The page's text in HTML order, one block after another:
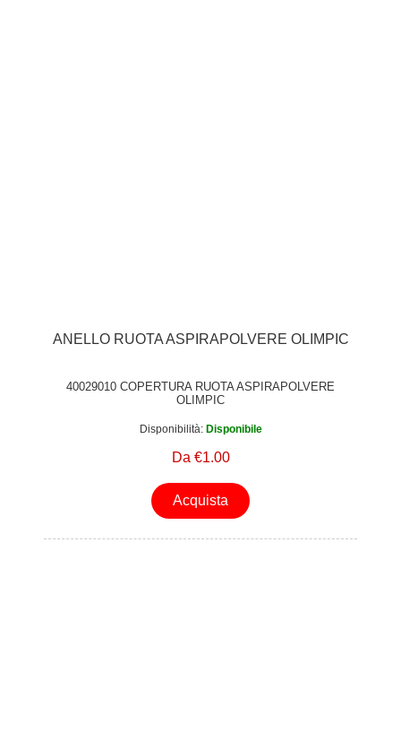
ANELLO RUOTA ASPIRAPOLVERE OLIMPIC
40029010 COPERTURA RUOTA ASPIRAPOLVERE
OLIMPIC
Disponibilità: Disponibile
Da €1.00
Acquista